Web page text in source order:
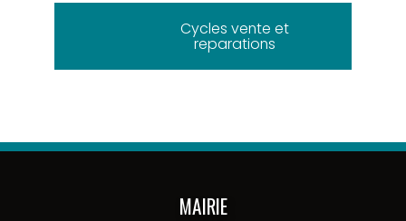
Cycles vente et
reparations
MAIRIE